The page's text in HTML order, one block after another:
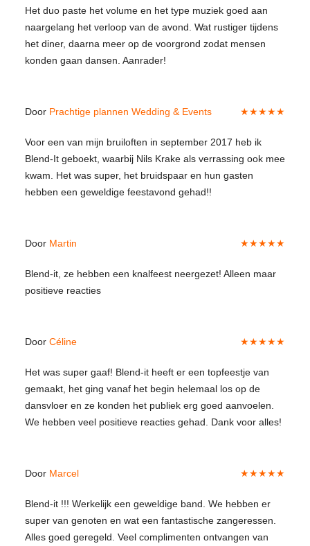
Het duo paste het volume en het type muziek goed aan
naargelang het verloop van de avond. Wat rustiger tijdens
het diner, daarna meer op de voorgrond zodat mensen
konden gaan dansen. Aanrader!
Door Prachtige plannen Wedding & Events ★★★★★
Voor een van mijn bruiloften in september 2017 heb ik
Blend-It geboekt, waarbij Nils Krake als verrassing ook mee
kwam. Het was super, het bruidspaar en hun gasten
hebben een geweldige feestavond gehad!!
Door Martin ★★★★★
Blend-it, ze hebben een knalfeest neergezet! Alleen maar
positieve reacties
Door Céline ★★★★★
Het was super gaaf! Blend-it heeft er een topfeestje van
gemaakt, het ging vanaf het begin helemaal los op de
dansvloer en ze konden het publiek erg goed aanvoelen.
We hebben veel positieve reacties gehad. Dank voor alles!
Door Marcel ★★★★★
Blend-it !!! Werkelijk een geweldige band. We hebben er
super van genoten en wat een fantastische zangeressen.
Alles goed geregeld. Veel complimenten ontvangen van